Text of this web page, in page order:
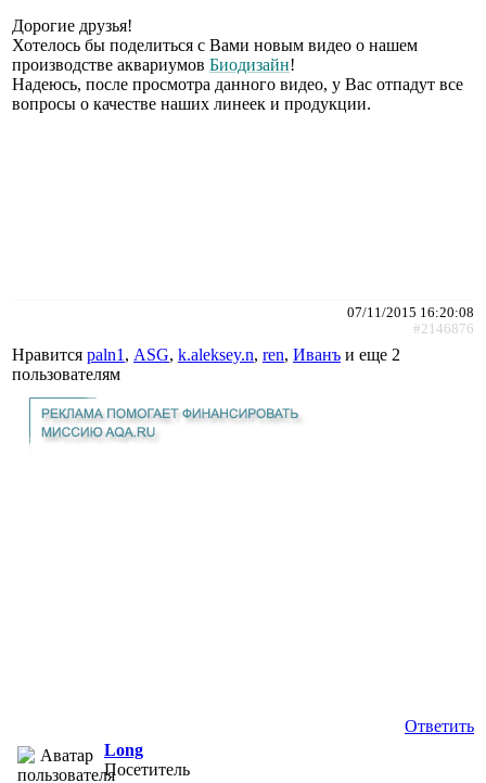
Дорогие друзья!
Хотелось бы поделиться с Вами новым видео о нашем
производстве аквариумов Биодизайн!
Надеюсь, после просмотра данного видео, у Вас отпадут все
вопросы о качестве наших линеек и продукции.
07/11/2015 16:20:08
#2146876
Нравится paln1 , АSG, k.aleksey.n, ren, Иванъ и еще 2
пользователям
Ответить
Long
Посетитель